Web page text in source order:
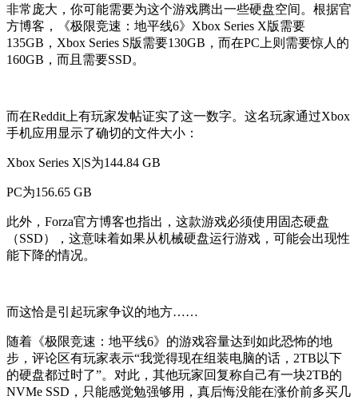
非常庞大，你可能需要为这个游戏腾出一些硬盘空间。根据官
方博客，《极限竞速：地平线6》Xbox Series X版需要
135GB，Xbox Series S版需要130GB，而在PC上则需要惊人的
160GB，而且需要SSD。
而在Reddit上有玩家发帖证实了这一数字。这名玩家通过Xbox
手机应用显示了确切的文件大小：
Xbox Series X|S为144.84 GB
PC为156.65 GB
此外，Forza官方博客也指出，这款游戏必须使用固态硬盘
（SSD），这意味着如果从机械硬盘运行游戏，可能会出现性
能下降的情况。
而这恰是引起玩家争议的地方……
随着《极限竞速：地平线6》的游戏容量达到如此恐怖的地
步，评论区有玩家表示“我觉得现在组装电脑的话，2TB以下
的硬盘都过时了”。对此，其他玩家回复称自己有一块2TB的
NVMe SSD，只能感觉勉强够用，真后悔没能在涨价前多买几